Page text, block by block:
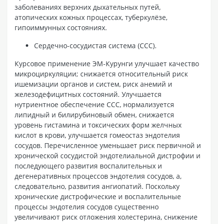
заболеваниях верхних дыхательных путей,
атопических кожных процессах, туберкулёзе,
гипоиммунных состояниях.
Сердечно-сосудистая система (ССС).
Курсовое применение ЭМ-Курунги улучшает качество
микроциркуляции; снижается относительный риск
ишемизации органов и систем, риск анемий и
железодефицитных состояний. Улучшается
нутриентное обеспечение ССС, нормализуется
липидный и билирубиновый обмен, снижается
уровень гистамина и токсических форм желчных
кислот в крови, улучшается гомеостаз эндотелия
сосудов. Перечисленное уменьшает риск первичной и
хронической сосудистой эндотелиальной дистрофии и
последующего развития воспалительных и
дегенеративных процессов эндотелия сосудов, а,
следовательно, развития ангиопатий. Поскольку
хронические дистрофические и воспалительные
процессы эндотелия сосудов существенно
увеличивают риск отложения холестерина, снижение